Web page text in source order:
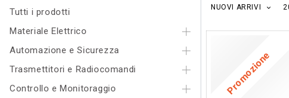
Tutti i prodotti
Materiale Elettrico
Automazione e Sicurezza
Trasmettitori e Radiocomandi
Controllo e Monitoraggio
NUOVI ARRIVI
Promozione